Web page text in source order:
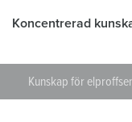
Koncentrerad
Kunskap för